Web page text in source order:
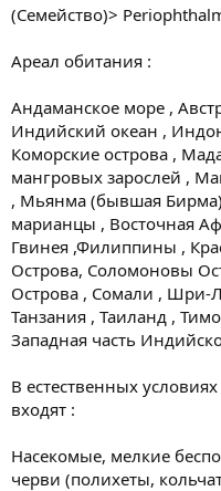
(Семейство)>
Ареал обитания :
Андаманское море ,
Индийский океан ,
Коморские острова ,
мангровых зарослей ,
, Мьянма (бывшая
марианцы , Восточная
Гвинея ,Филиппины ,
Острова, Соломоновы
Острова , Сомали , Шри-
Танзания , Таиланд ,
Западная часть
В естественных
входят :
Насекомые, мелкие
черви (полихеты,